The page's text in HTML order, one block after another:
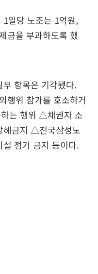
일당 노조는 1억원,
금을 부과하도록 했
항목은 기각됐다.
행위 참가를 호소하거
는 행위 △채권자 소
해금지 △전국삼성노
점거 금지 등이다.